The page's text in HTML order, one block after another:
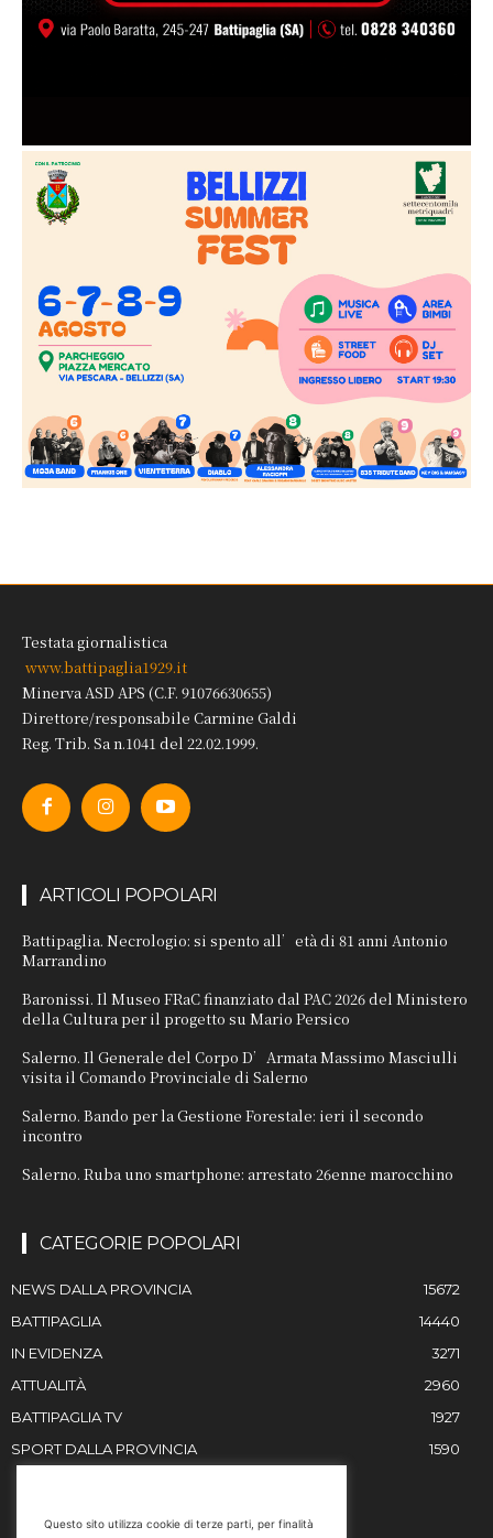
Testata giornalistica
www.battipaglia1929.it
Minerva ASD APS (C.F. 91076630655)
Direttore/responsabile Carmine Galdi
Reg. Trib. Sa n.1041 del 22.02.1999.
ARTICOLI POPOLARI
Battipaglia. Necrologio: si spento all’età di 81 anni Antonio
Marrandino
Baronissi. Il Museo FRaC finanziato dal PAC 2026 del Ministero
della Cultura per il progetto su Mario Persico
Salerno. Il Generale del Corpo D’Armata Massimo Masciulli
visita il Comando Provinciale di Salerno
Salerno. Bando per la Gestione Forestale: ieri il secondo
incontro
Salerno. Ruba uno smartphone: arrestato 26enne marocchino
CATEGORIE POPOLARI
NEWS DALLA PROVINCIA
15672
BATTIPAGLIA
14440
IN EVIDENZA
3271
ATTUALITÀ
2960
BATTIPAGLIA TV
1927
SPORT DALLA PROVINCIA
1590
Questo sito utilizza cookie di terze parti, per finalità